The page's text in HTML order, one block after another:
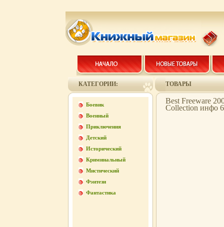
КАТЕГОРИИ:
Боевик
Военный
Приключения
Детский
Исторический
Криминальный
Мистический
Фэнтези
Фантастика
ТОВАРЫ
Best Freeware
Collection инфо